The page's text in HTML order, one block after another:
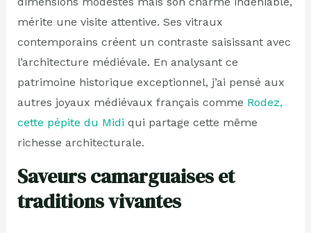
mérite une visite attentive. Ses vitraux
contemporains créent un contraste saisissant avec
l’architecture médiévale. En analysant ce
patrimoine historique exceptionnel, j’ai pensé aux
autres joyaux médiévaux français comme Rodez,
cette pépite du Midi qui partage cette même
richesse architecturale.
Saveurs camarguaises et
traditions vivantes